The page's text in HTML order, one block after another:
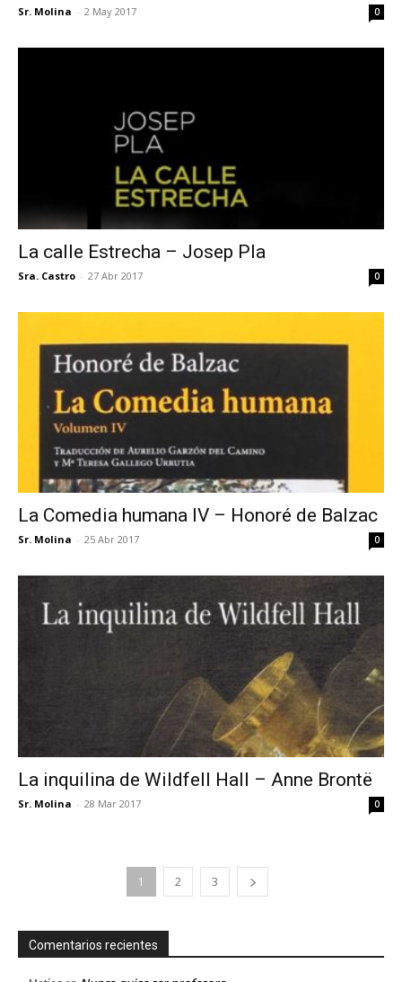
Sr. Molina - 2 May 2017 0
La calle Estrecha – Josep Pla
Sra. Castro - 27 Abr 2017 0
La Comedia humana IV – Honoré de Balzac
Sr. Molina - 25 Abr 2017 0
La inquilina de Wildfell Hall – Anne Brontë
Sr. Molina - 28 Mar 2017 0
1 2 3
Comentarios recientes